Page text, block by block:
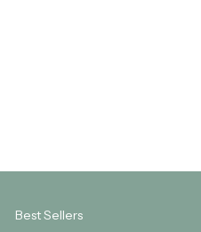
Best Sellers